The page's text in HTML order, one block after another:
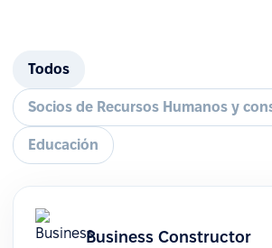
Todos
Socios de Recursos Humanos y
Educación
Business Constructor